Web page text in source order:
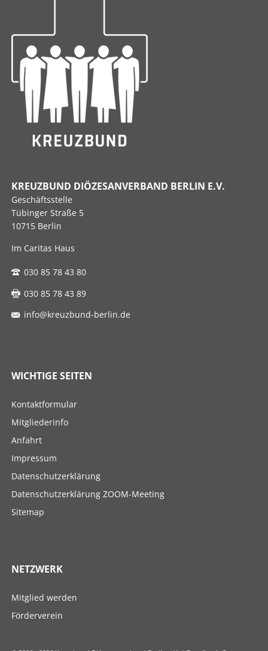
KREUZBUND DIÖZESANVERBAND BERLIN E.V.
Geschäftsstelle
Tübinger Straße 5
10715 Berlin
Im Caritas Haus
030 85 78 43 80
030 85 78 43 89
info@kreuzbund-berlin.de
WICHTIGE SEITEN
Navigation
Kontaktformular
Mitgliederinfo
Anfahrt
Impressum
Datenschutzerklärung
Datenschutzerklärung ZOOM-Meeting
Sitemap
NETZWERK
Navigation
Mitglied werden
Förderverein